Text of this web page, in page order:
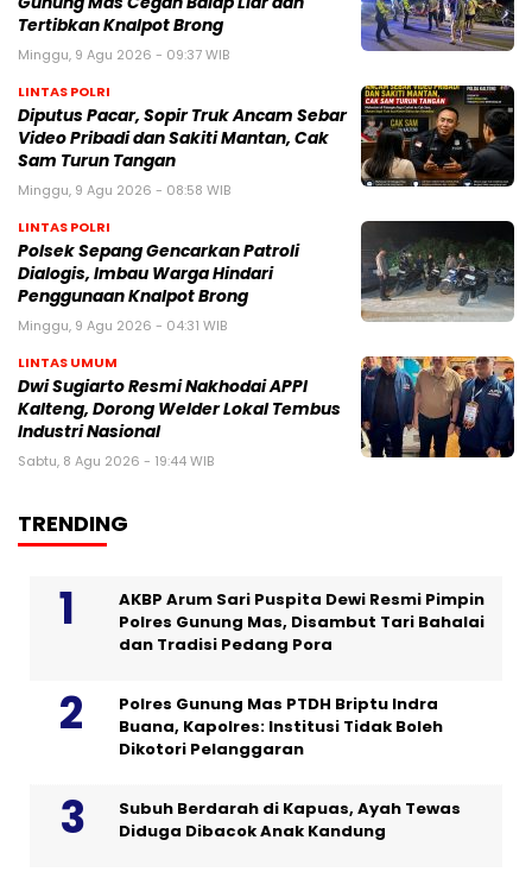
Tertibkan Knalpot Brong
Minggu, 9 Agu 2026 - 09:37 WIB
LINTAS POLRI
Diputus Pacar, Sopir Truk Ancam Sebar
Video Pribadi dan Sakiti Mantan, Cak
Sam Turun Tangan
Minggu, 9 Agu 2026 - 08:58 WIB
LINTAS POLRI
Polsek Sepang Gencarkan Patroli
Dialogis, Imbau Warga Hindari
Penggunaan Knalpot Brong
Minggu, 9 Agu 2026 - 04:31 WIB
LINTAS UMUM
Dwi Sugiarto Resmi Nakhodai APPI
Kalteng, Dorong Welder Lokal Tembus
Industri Nasional
Sabtu, 8 Agu 2026 - 19:44 WIB
TRENDING
AKBP Arum Sari Puspita Dewi Resmi Pimpin
Polres Gunung Mas, Disambut Tari Bahalai
dan Tradisi Pedang Pora
Polres Gunung Mas PTDH Briptu Indra
Buana, Kapolres: Institusi Tidak Boleh
Dikotori Pelanggaran
Subuh Berdarah di Kapuas, Ayah Tewas
Diduga Dibacok Anak Kandung